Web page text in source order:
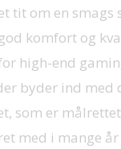
tit om en smags
komfort og
high-end
byder ind med
som er
med i mange